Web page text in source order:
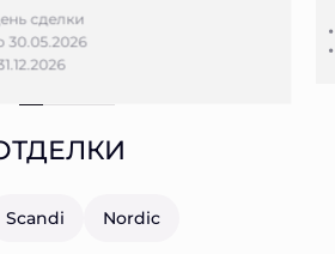
сделки
30.05.2026
Scandi Nordic